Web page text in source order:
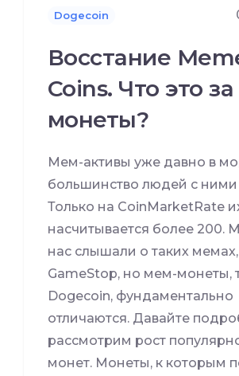
Dogecoin
Восстание
Coins. Что это за
монеты?
Мем-активы уже давно в
большинство людей с
Только на CoinMarketRate
насчитывается более 200.
нас слышали о таких мемах,
GameStop, но мем-монеты,
Dogecoin, фундаментально
отличаются. Давайте
рассмотрим рост
монет. Монеты, к которым